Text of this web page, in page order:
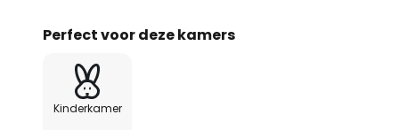
Perfect voor deze kamers
Kinderkamer